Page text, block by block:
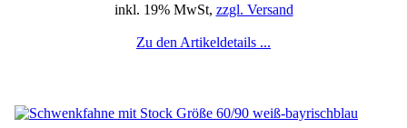
inkl. 19% MwSt, zzgl. Versand
Zu den Artikeldetails ...